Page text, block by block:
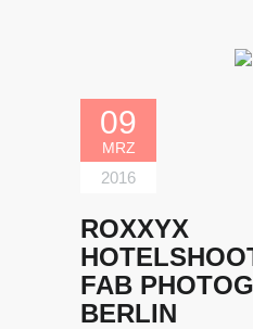
09
MRZ
2016
ROXXYX
FAB
BERLIN